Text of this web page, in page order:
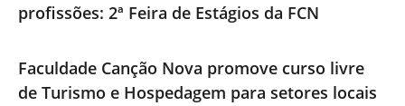
profissões: 2ª Feira de Estágios da FCN
Faculdade Canção Nova promove curso livre
de Turismo e Hospedagem para setores locais